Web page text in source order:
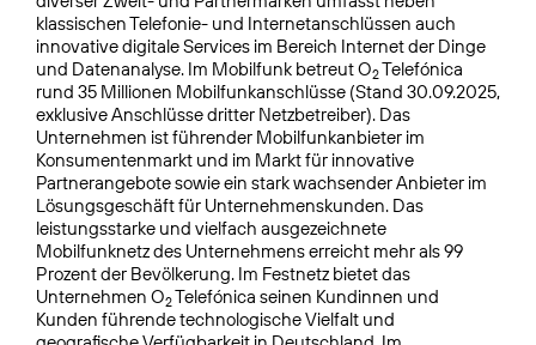
klassischen Telefonie- und Internetanschlüssen auch
innovative digitale Services im Bereich Internet der Dinge
und Datenanalyse. Im Mobilfunk betreut O2Telefónica
rund 35 Millionen Mobilfunkanschlüsse (Stand 30.09.2025,
exklusive Anschlüsse dritter Netzbetreiber). Das
Unternehmen ist führender Mobilfunkanbieter im
Konsumentenmarkt und im Markt für innovative
Partnerangebote sowie ein stark wachsender Anbieter im
Lösungsgeschäft für Unternehmenskunden. Das
leistungsstarke und vielfach ausgezeichnete
Mobilfunknetz des Unternehmens erreicht mehr als 99
Prozent der Bevölkerung. Im Festnetz bietet das
Unternehmen O2Telefónica seinen Kundinnen und
Kunden führende technologische Vielfalt und